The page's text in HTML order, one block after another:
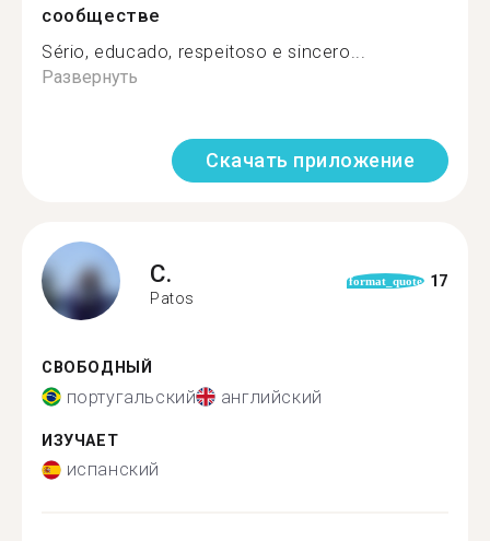
сообществе
Sério, educado, respeitoso e sincero...
Развернуть
Скачать приложение
C.
Patos
format_quote 17
СВОБОДНЫЙ
португальский английский
ИЗУЧАЕТ
испанский